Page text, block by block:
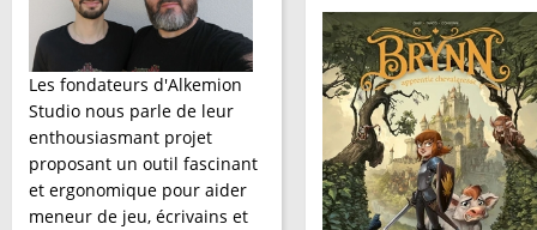
Les fondateurs d'Alkemion
Studio nous parle de leur
enthousiasmant projet
proposant un outil fascinant
et ergonomique pour aider
meneur de jeu, écrivains et